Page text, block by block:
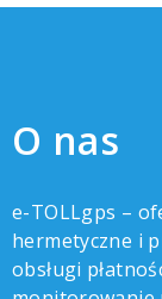
O nas
e-TOLLgps –
hermetyczne i
obsługi